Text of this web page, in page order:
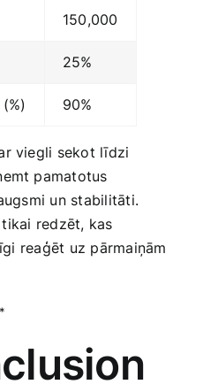
150,000
25%
90%
viegli sekot līdzi
pamatotus
un stabilitāti.
redzēt, kas
reaģēt uz pārmaiņām